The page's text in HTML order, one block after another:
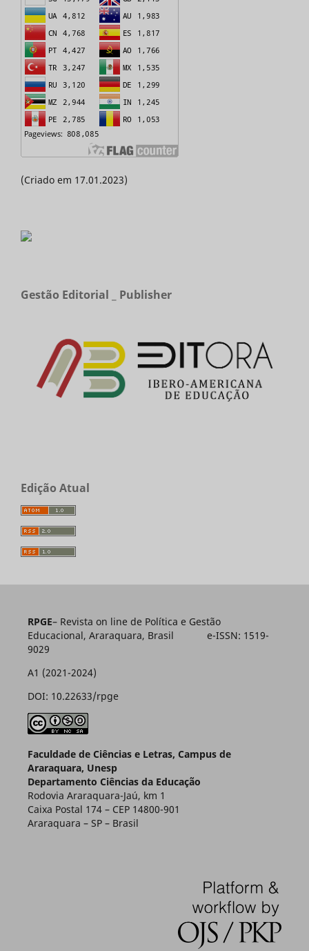
(Criado em 17.01.2023)
Gestão Editorial _ Publisher
Edição Atual
RPGE– Revista on line de Política e Gestão
Educacional, Araraquara, Brasil e-ISSN: 1519-
9029
A1 (2021-2024)
DOI: 10.22633/rpge
Faculdade de Ciências e Letras, Campus de
Araraquara, Unesp
Departamento Ciências da Educação
Rodovia Araraquara-Jaú, km 1
Caixa Postal 174 – CEP 14800-901
Araraquara – SP – Brasil